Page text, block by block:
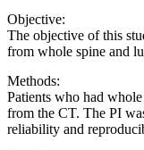
Objective:
The objective of this
from whole spine and
Methods:
Patients who had
from the CT. The PI
reliability and